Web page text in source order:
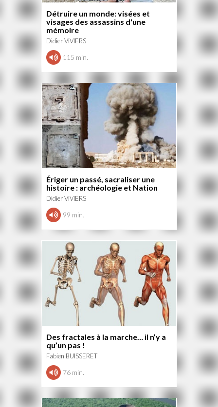
Détruire un monde: visées et
visages des assassins d'une
mémoire
Didier VIVIERS
115 min.
Ériger un passé, sacraliser une
histoire : archéologie et Nation
Didier VIVIERS
99 min.
Des fractales à la marche… il n’y a
qu’un pas !
Fabien BUISSERET
76 min.